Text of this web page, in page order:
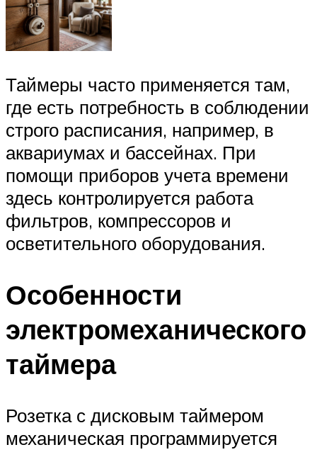
Таймеры часто применяется там,
где есть потребность в соблюдении
строго расписания, например, в
аквариумах и бассейнах. При
помощи приборов учета времени
здесь контролируется работа
фильтров, компрессоров и
осветительного оборудования.
Особенности
электромеханического
таймера
Розетка с дисковым таймером
механическая программируется